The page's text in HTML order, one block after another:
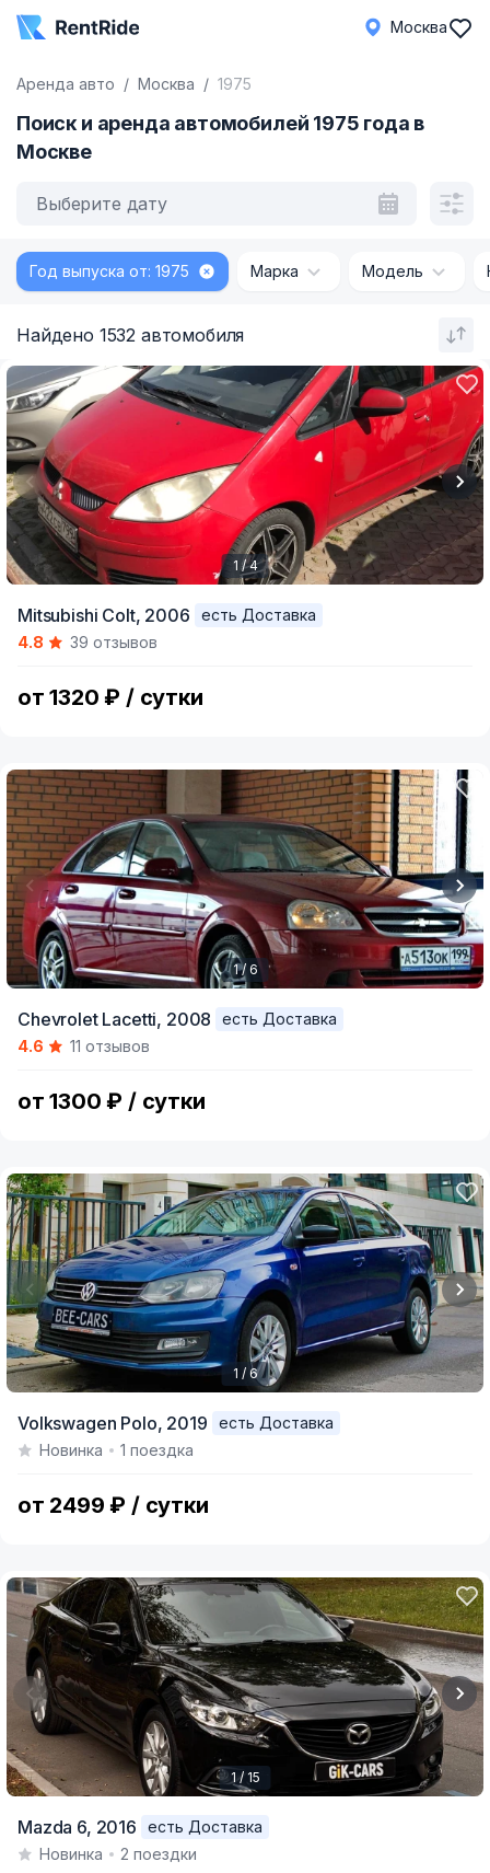
Москва
Аренда авто Москва 1975
Поиск и аренда автомобилей 1975 года в
Москве
Выберите дату
Год выпуска от: 1975 Марка Модель
Найдено 1532 автомобиля
of
1 / 4
Mitsubishi Colt, 2006
есть Доставка
4.8
39 отзывов
от 1320 ₽ / сутки
of
1 / 6
Chevrolet Lacetti, 2008
есть Доставка
4.6
11 отзывов
от 1300 ₽ / сутки
of
1 / 6
Volkswagen Polo, 2019
есть Доставка
Новинка
1 поездка
от 2499 ₽ / сутки
of
1 / 15
Mazda 6, 2016
есть Доставка
Новинка
2 поездки